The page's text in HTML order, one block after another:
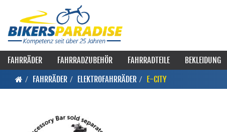
FAHRRÄDER FAHRRADZUBEHÖR FAHRRADTEILE BEKLEIDUNG
FAHRRÄDER
ELEKTROFAHRRÄDER E-CITY